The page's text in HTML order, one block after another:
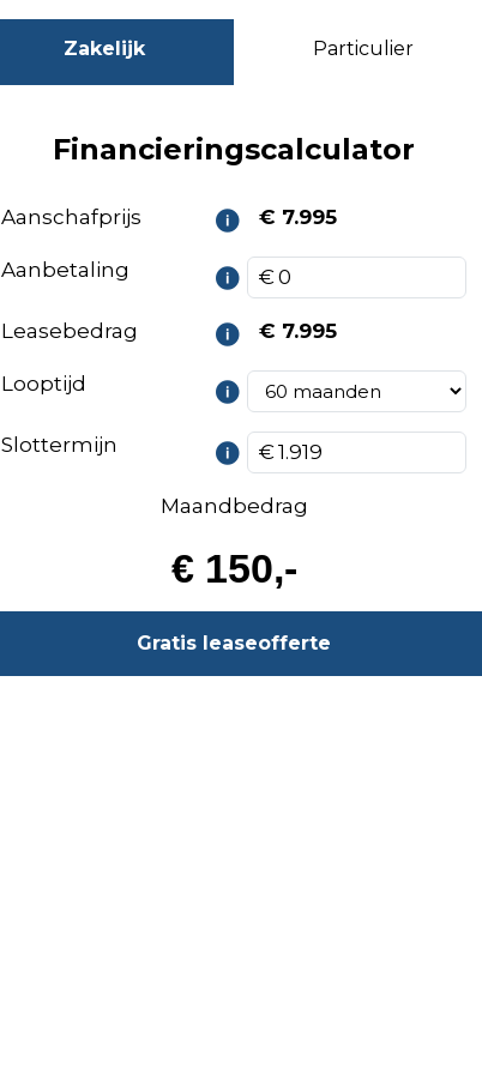
Zakelijk Particulier
Financieringscalculator
Aanschafprijs € 7.995
Aanbetaling
Leasebedrag € 7.995
Looptijd
Slottermijn
Maandbedrag
€ 150,-
Gratis leaseofferte